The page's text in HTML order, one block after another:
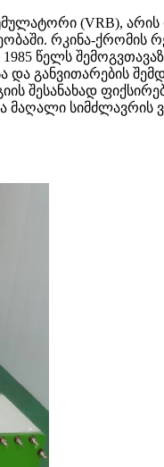
(VRB),
რკინა-ქრომის
წელს
და განვითარების
შესანახად
მაღალი სიმძლავრის